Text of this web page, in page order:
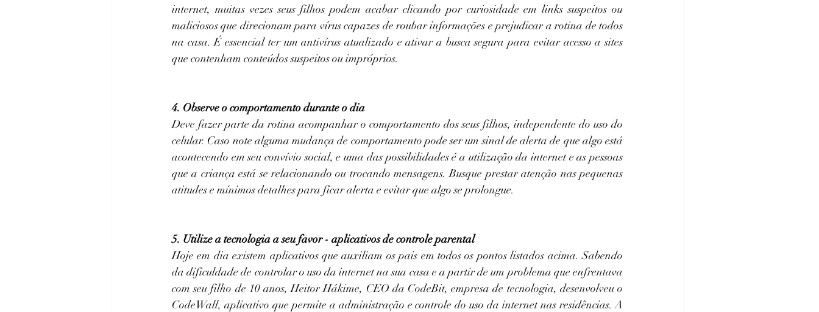
internet, muitas vezes seus filhos podem acabar clicando por curiosidade em links suspeitos ou
maliciosos que direcionam para vírus capazes de roubar informações e prejudicar a rotina de todos
na casa. É essencial ter um antivírus atualizado e ativar a busca segura para evitar acesso a sites
que contenham conteúdos suspeitos ou impróprios.
4. Observe o comportamento durante o dia
Deve fazer parte da rotina acompanhar o comportamento dos seus filhos, independente do uso do
celular. Caso note alguma mudança de comportamento pode ser um sinal de alerta de que algo está
acontecendo em seu convívio social, e uma das possibilidades é a utilização da internet e as pessoas
que a criança está se relacionando ou trocando mensagens. Busque prestar atenção nas pequenas
atitudes e mínimos detalhes para ficar alerta e evitar que algo se prolongue.
5. Utilize a tecnologia a seu favor - aplicativos de controle parental
Hoje em dia existem aplicativos que auxiliam os pais em todos os pontos listados acima. Sabendo
da dificuldade de controlar o uso da internet na sua casa e a partir de um problema que enfrentava
com seu filho de 10 anos, Heitor Hákime, CEO da CodeBit, empresa de tecnologia, desenvolveu o
CodeWall, aplicativo que permite a administração e controle do uso da internet nas residências. A